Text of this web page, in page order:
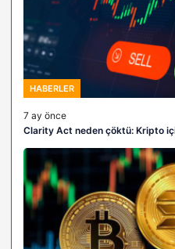
HABERLER
7 ay önce
Clarity Act neden çöktü: Kripto